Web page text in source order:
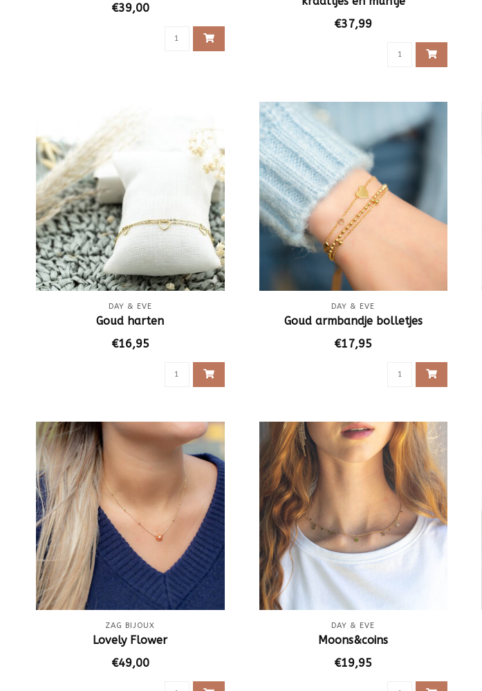
€39,00
€37,99
DAY & EVE
Goud harten
€16,95
DAY & EVE
Goud armbandje bolletjes
€17,95
ZAG BIJOUX
Lovely Flower
€49,00
DAY & EVE
Moons&coins
€19,95